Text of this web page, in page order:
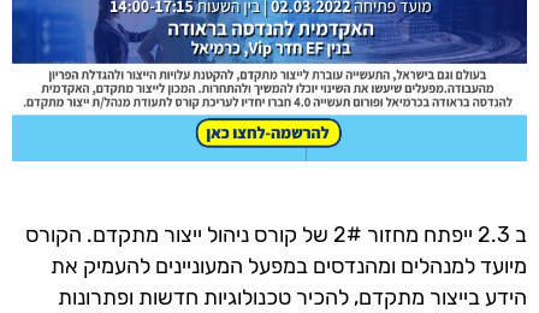
ב 2.3 ייפתח מחזור 2# של קורס ניהול ייצור מתקדם. הקורס
מיועד למנהלים ומהנדסים במפעל המעוניינים להעמיק את
הידע בייצור מתקדם, להכיר טכנולוגיות חדשות ופתרונות